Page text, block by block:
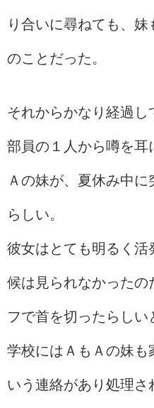
り合いに尋ねても、
のことだった。
それからかなり経過
部員の１人から噂を耳
Ａの妹が、夏休み中
らしい。
彼女はとても明るく
候は見られなかったの
フで首を切ったらしい
学校にはＡもＡの妹も
いう連絡があり処理さ